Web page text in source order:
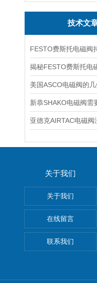
技术文
新恭SHAKO电磁阀需
关于我们
关于我们
在线留言
联系我们